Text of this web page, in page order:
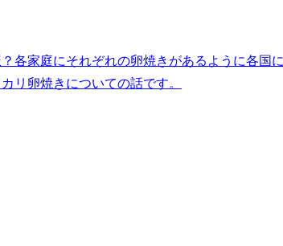
各家庭にそれぞれの卵焼きがあるように各国
リ卵焼きについての話です。